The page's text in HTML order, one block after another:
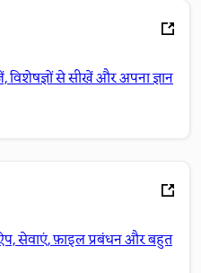
विशेषज्ञों से सीखें और अपना ज्ञान
सेवाएं, फ़ाइल प्रबंधन और बहुत